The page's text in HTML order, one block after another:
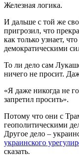
Железная логика.
И дальше с той же
пригрозил, что
как только узнает,
демократическими
То ли дело сам
ничего не просит.
«Я даже никогда не
запретил просить».
Потому что они с
геополитическими
Другое дело –
украинского
сказать.